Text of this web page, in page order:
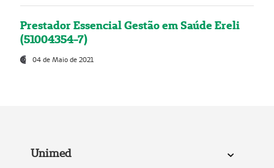
Prestador Essencial Gestão em Saúde Ereli
(51004354-7)
04 de Maio de 2021
Unimed